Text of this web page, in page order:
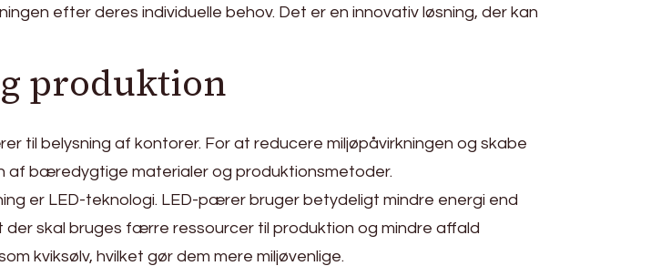
efter deres individuelle behov. Det er en innovativ løsning, der kan
produktion
belysning af kontorer. For at reducere miljøpåvirkningen og skabe
bæredygtige materialer og produktionsmetoder.
er LED-teknologi. LED-pærer bruger betydeligt mindre energi end
skal bruges færre ressourcer til produktion og mindre affald
kviksølv, hvilket gør dem mere miljøvenlige.